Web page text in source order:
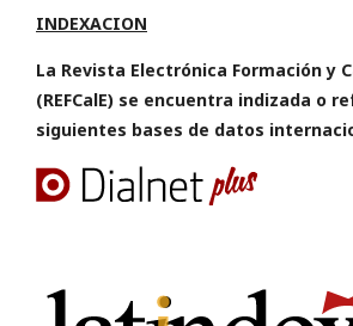
INDEXACION
La Revista Electrónica Formación y
(REFCalE) se encuentra indizada o
siguientes bases de datos